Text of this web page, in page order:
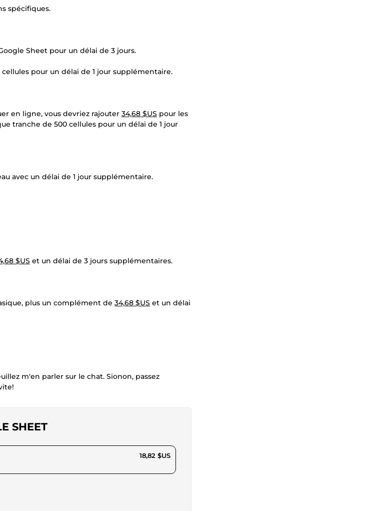
spécifiques.
Sheet pour un délai de 3 jours.
pour un délai de 1 jour supplémentaire.
en ligne, vous devriez rajouter 34,68 $US pour les
tranche de 500 cellules pour un délai de 1 jour
avec un délai de 1 jour supplémentaire.
$US et un délai de 3 jours supplémentaires.
plus un complément de 34,68 $US et un délai
m'en parler sur le chat. Sionon, passez
SHEET
18,82 $US